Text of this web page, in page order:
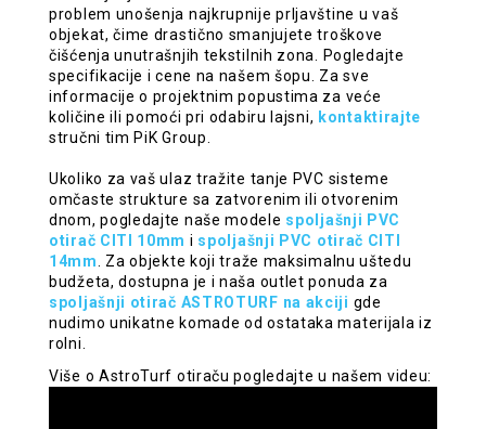
problem unošenja najkrupnije prljavštine u vaš
objekat, čime drastično smanjujete troškove
čišćenja unutrašnjih tekstilnih zona. Pogledajte
specifikacije i cene na našem šopu. Za sve
informacije o projektnim popustima za veće
količine ili pomoći pri odabiru lajsni, kontaktirajte
stručni tim PiK Group.
Ukoliko za vaš ulaz tražite tanje PVC sisteme
omčaste strukture sa zatvorenim ili otvorenim
dnom, pogledajte naše modele spoljašnji PVC
otirač CITI 10mm i spoljašnji PVC otirač CITI
14mm. Za objekte koji traže maksimalnu uštedu
budžeta, dostupna je i naša outlet ponuda za
spoljašnji otirač ASTROTURF na akciji gde
nudimo unikatne komade od ostataka materijala iz
rolni.
Više o AstroTurf otiraču pogledajte u našem videu: